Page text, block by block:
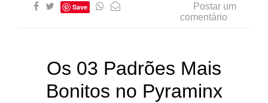
Save
Postar um
comentário
Os 03 Padrões Mais
Bonitos no Pyraminx